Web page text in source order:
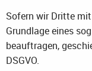
Sofern wir Dritte
Grundlage eines
beauftragen,
DSGVO.